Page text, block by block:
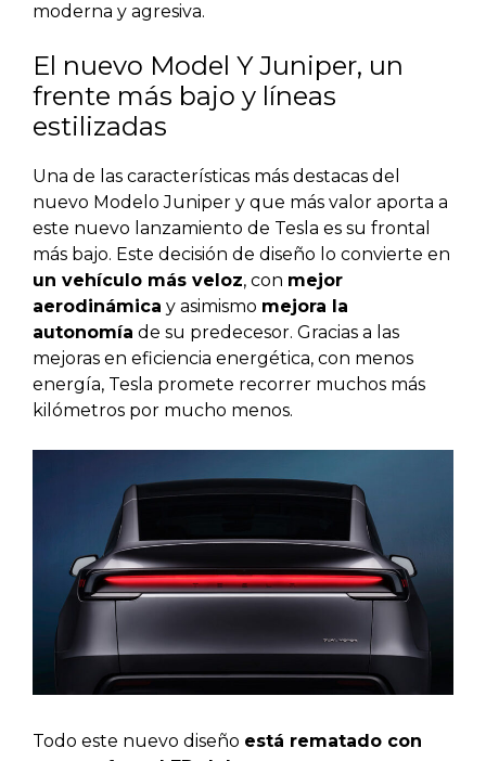
moderna y agresiva.
El nuevo Model Y Juniper, un
frente más bajo y líneas
estilizadas
Una de las características más destacas del
nuevo Modelo Juniper y que más valor aporta a
este nuevo lanzamiento de Tesla es su frontal
más bajo. Este decisión de diseño lo convierte en
un vehículo más veloz, con mejor
aerodinámica y asimismo mejora la
autonomía de su predecesor. Gracias a las
mejoras en eficiencia energética, con menos
energía, Tesla promete recorrer muchos más
kilómetros por mucho menos.
Todo este nuevo diseño está rematado con